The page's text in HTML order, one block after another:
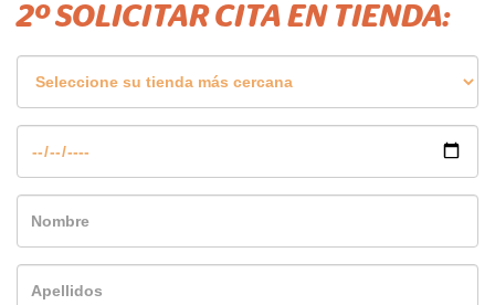
2º SOLICITAR CITA EN TIENDA: